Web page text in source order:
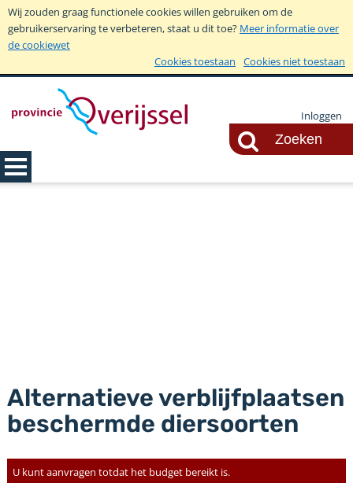
Wij zouden graag functionele cookies willen gebruiken om de
gebruikerservaring te verbeteren, staat u dit toe? Meer informatie over
de cookiewet
Cookies toestaan
Cookies niet toestaan
Inloggen
Alternatieve verblijfplaatsen
beschermde diersoorten
U kunt aanvragen totdat het budget bereikt is.